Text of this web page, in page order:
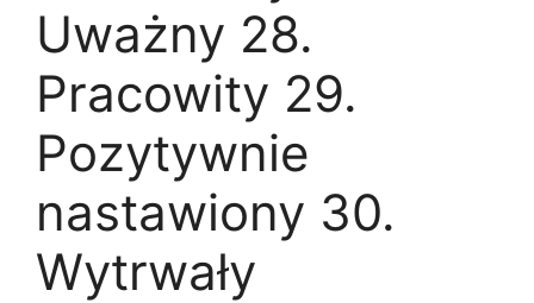
Uważny 28.
Pracowity 29.
Pozytywnie
nastawiony 30.
Wytrwały